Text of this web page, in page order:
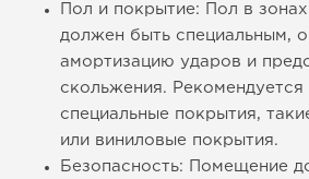
Пол и покрытие: Пол в
должен быть специальным,
амортизацию ударов и
скольжения. Рекомендуется
специальные покрытия,
или виниловые покрытия.
Безопасность: Помещение